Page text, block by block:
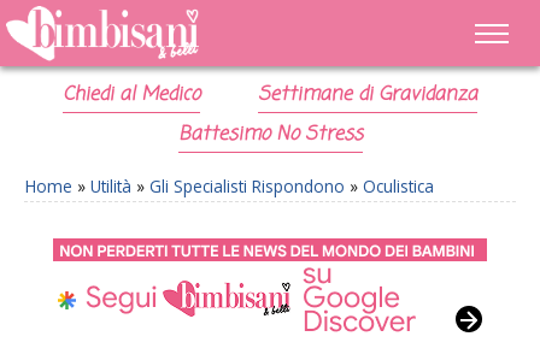
Chiedi al Medico
Settimane di Gravidanza
Battesimo No Stress
Home » Utilità » Gli Specialisti Rispondono » Oculistica